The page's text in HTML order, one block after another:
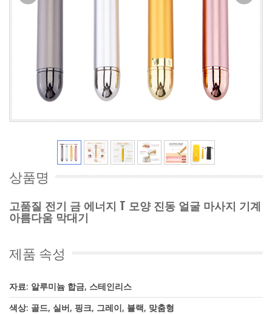
상품명
고품질 전기 금 에너지 T 모양 진동 얼굴 마사지 기계
아름다움 막대기
제품 속성
자료: 알루미늄 합금, 스테인리스
색상: 골드, 실버, 핑크, 그레이, 블랙, 맞춤형